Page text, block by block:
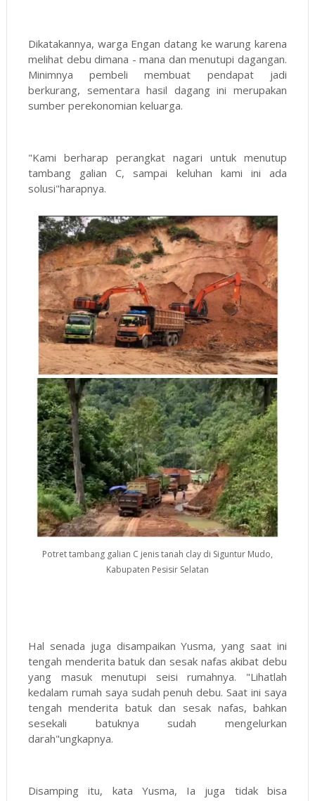
Dikatakannya, warga Engan datang ke warung karena
melihat debu dimana - mana dan menutupi dagangan.
Minimnya pembeli membuat pendapat jadi
berkurang, sementara hasil dagang ini merupakan
sumber perekonomian keluarga.
"Kami berharap perangkat nagari untuk menutup
tambang galian C, sampai keluhan kami ini ada
solusi"harapnya.
Potret tambang galian C jenis tanah clay di Siguntur Mudo,
Kabupaten Pesisir Selatan
Hal senada juga disampaikan Yusma, yang saat ini
tengah menderita batuk dan sesak nafas akibat debu
yang masuk menutupi seisi rumahnya. "Lihatlah
kedalam rumah saya sudah penuh debu. Saat ini saya
tengah menderita batuk dan sesak nafas, bahkan
sesekali batuknya sudah mengelurkan
darah"ungkapnya.
Disamping itu, kata Yusma, Ia juga tidak bisa